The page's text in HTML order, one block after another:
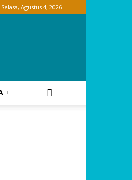
Selasa, Agustus 4, 2026